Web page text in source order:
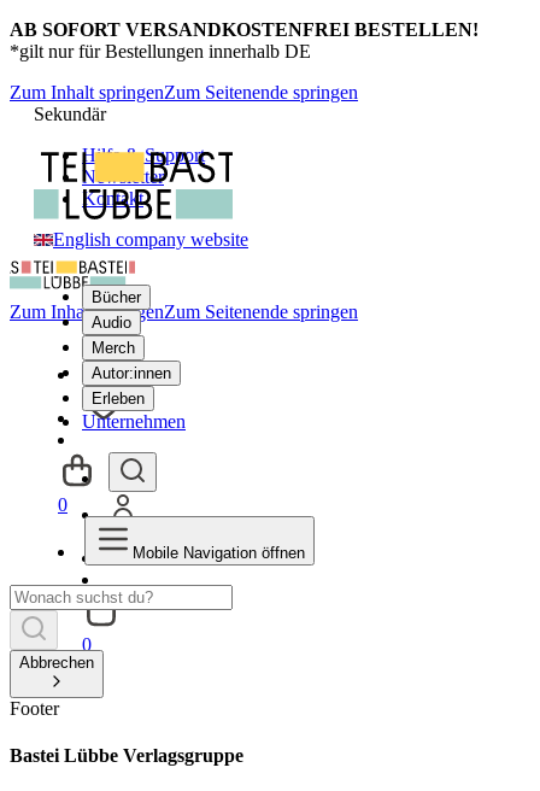
AB SOFORT VERSANDKOSTENFREI BESTELLEN!
*gilt nur für Bestellungen innerhalb DE
Zum Inhalt springenZum Seitenende springen
Sekundär
Hilfe & Support
Newsletter
Kontakt
English company website
Bücher
Audio
Merch
Autor:innen
Erleben
Unternehmen
0
Zum Inhalt springenZum Seitenende springen
0
Mobile Navigation öffnen
Abbrechen
Footer
Bastei Lübbe Verlagsgruppe